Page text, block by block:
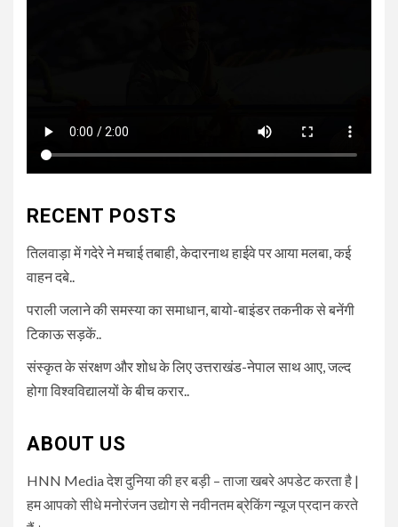
RECENT POSTS
तिलवाड़ा में गदेरे ने मचाई तबाही, केदारनाथ हाईवे पर आया मलबा, कई
वाहन दबे..
पराली जलाने की समस्या का समाधान, बायो-बाइंडर तकनीक से बनेंगी
टिकाऊ सड़कें..
संस्कृत के संरक्षण और शोध के लिए उत्तराखंड-नेपाल साथ आए, जल्द
होगा विश्वविद्यालयों के बीच करार..
ABOUT US
HNN Media देश दुनिया की हर बड़ी – ताजा खबरे अपडेट करता है |
हम आपको सीधे मनोरंजन उद्योग से नवीनतम ब्रेकिंग न्यूज प्रदान करते